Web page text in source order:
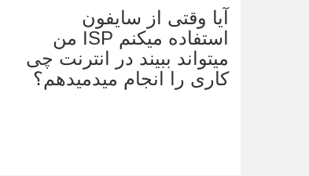
آیا وقتی از سایفون
استفاده میکنم ISP من
میتواند ببیند در انترنت چی
کاری را انجام میدمیدهم؟